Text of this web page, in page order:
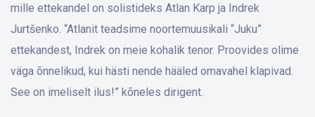
mille ettekandel on solistideks Atlan Karp ja Indrek
Jurtšenko. “Atlanit teadsime noortemuusikali “Juku”
ettekandest, Indrek on meie kohalik tenor. Proovides olime
väga õnnelikud, kui hästi nende hääled omavahel klapivad.
See on imeliselt ilus!” kõneles dirigent.